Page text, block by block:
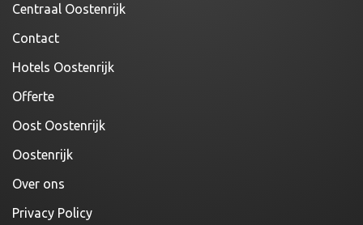
Centraal Oostenrijk
Contact
Hotels Oostenrijk
Offerte
Oost Oostenrijk
Oostenrijk
Over ons
Privacy Policy